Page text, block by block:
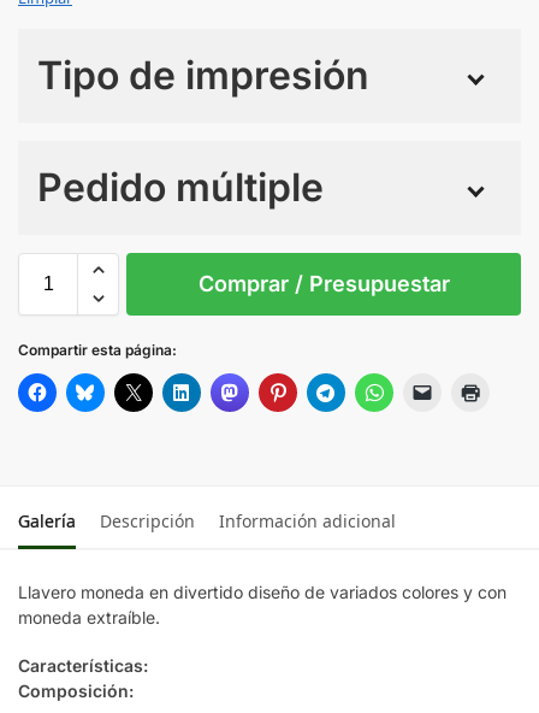
Tipo de impresión
Pedido múltiple
AZUL
FUCSIA
NARANJA
NEGRO
Comprar / Presupuestar
Compartir esta página:
Galería Descripción Información adicional
Llavero moneda en divertido diseño de variados colores y con
moneda extraíble.
Características:
Composición: